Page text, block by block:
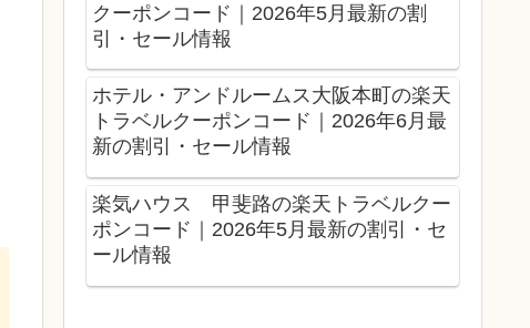
クーポンコード｜2026年5月最新の割
引・セール情報
ホテル・アンドルームス大阪本町の楽天
トラベルクーポンコード｜2026年6月最
新の割引・セール情報
楽気ハウス 甲斐路の楽天トラベルクー
ポンコード｜2026年5月最新の割引・セ
ール情報